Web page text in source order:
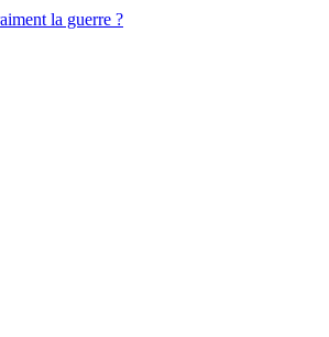
la guerre ?